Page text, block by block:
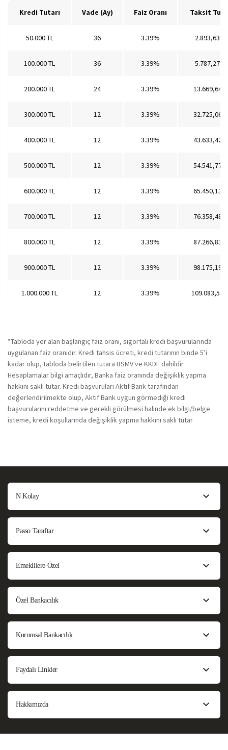
Kredi Tutarı Vade (Ay) Faiz Oranı Taksit
50.000 TL 36 3.39% 2.893,63 TL
100.000 TL 36 3.39% 5.787,27 TL
200.000 TL 24 3.39% 13.669,64
300.000 TL 12 3.39% 32.725,06
400.000 TL 12 3.39% 43.633,42
500.000 TL 12 3.39% 54.541,77
600.000 TL 12 3.39% 65.450,13
700.000 TL 12 3.39% 76.358,48
800.000 TL 12 3.39% 87.266,83
900.000 TL 12 3.39% 98.175,19
1.000.000 TL 12 3.39% 109.083,54
*Tabloda yer alan başlangıç faiz oranı, sigortalı kredi başvurularında
uygulanan faiz oranıdır. Kredi tahsis ücreti, kredi tutarının binde 5’i
kadar olup, tabloda belirtilen tutara BSMV ve KKDF dahildir.
Hesaplamalar bilgi amaçlıdır, Banka faiz oranında değişiklik yapma
hakkını saklı tutar. Kredi başvuruları Aktif Bank tarafından
değerlendirilmekte olup, Aktif Bank uygun görmediği kredi
başvurularını reddetme ve gerekli görülmesi halinde ek bilgi/belge
isteme, kredi koşullarında değişiklik yapma hakkını saklı tutar
N Kolay
Passo Taraftar
Emeklilere Özel
Özel Bankacılık
Kurumsal Bankacılık
Faydalı Linkler
Hakkımızda